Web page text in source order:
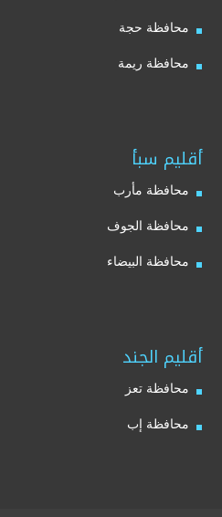
محافظة حجة
محافظة ريمة
أقليم سبأ
محافظة مأرب
محافظة الجوف
محافظة البيضاء
أقليم الجند
محافظة تعز
محافظة إب